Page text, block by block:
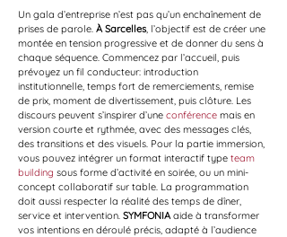
Un gala d’entreprise n’est pas qu’un enchaînement de
prises de parole. À Sarcelles, l’objectif est de créer une
montée en tension progressive et de donner du sens à
chaque séquence. Commencez par l’accueil, puis
prévoyez un fil conducteur: introduction
institutionnelle, temps fort de remerciements, remise
de prix, moment de divertissement, puis clôture. Les
discours peuvent s’inspirer d’une conférence mais en
version courte et rythmée, avec des messages clés,
des transitions et des visuels. Pour la partie immersion,
vous pouvez intégrer un format interactif type team
building sous forme d’activité en soirée, ou un mini-
concept collaboratif sur table. La programmation
doit aussi respecter la réalité des temps de dîner,
service et intervention. SYMFONIA aide à transformer
vos intentions en déroulé précis, adapté à l’audience